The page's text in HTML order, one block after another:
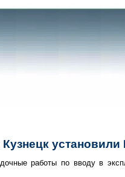
работы по вводу в